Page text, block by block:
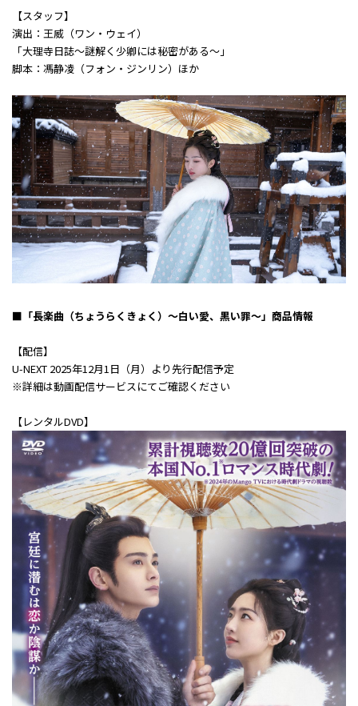
【スタッフ】
演出：王威（ワン・ウェイ）
「大理寺日誌～謎解く少卿には秘密がある～」
脚本：馮静凌（フォン・ジンリン）ほか
■「長楽曲（ちょうらくきょく）～白い愛、黒い罪～」商品情報
【配信】
U-NEXT 2025年12月1日（月）より先行配信予定
※詳細は動画配信サービスにてご確認ください
【レンタルDVD】